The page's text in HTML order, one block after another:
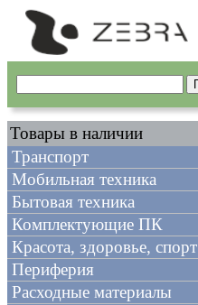
Товары в наличии
Транспорт
Мобильная техника
Бытовая техника
Комплектующие ПК
Красота, здоровье, спорт
Периферия
Расходные материалы